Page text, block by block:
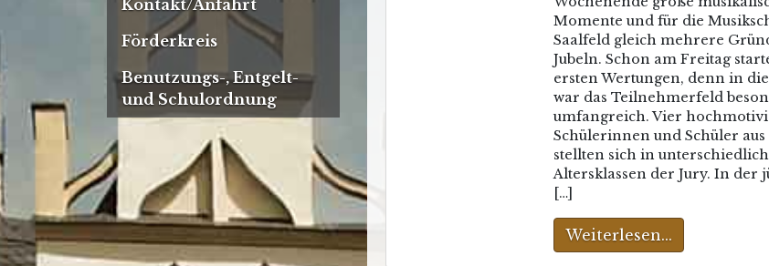
Kontakt/Anfahrt
Förderkreis
Benutzungs-, Entgelt-
und Schulordnung
Momente und für die
Saalfeld gleich mehrere
Jubeln. Schon am Freitag
ersten Wertungen, denn in
war das Teilnehmerfeld
umfangreich. Vier
Schülerinnen und Schüler aus
stellten sich in
Altersklassen der Jury. In der
[…]
Weiterlesen...